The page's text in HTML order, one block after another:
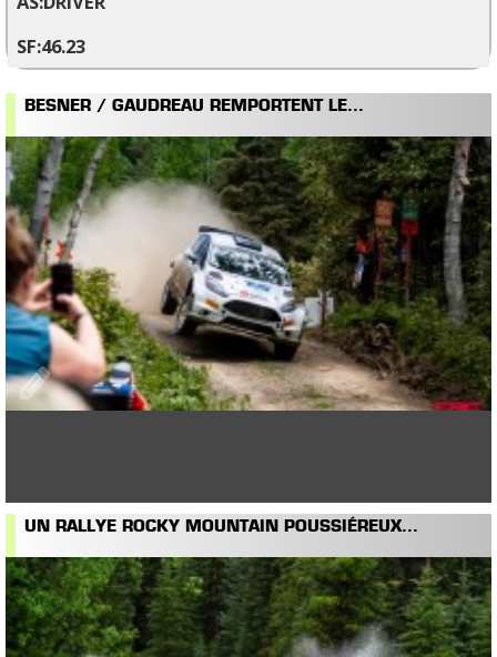
46.23
BESNER / GAUDREAU REMPORTENT LE...
UN RALLYE ROCKY MOUNTAIN POUSSIÉREUX...